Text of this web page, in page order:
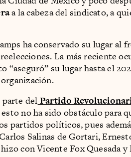
a la cabeza del sindicato, a
ha conservado su lugar al
La más reciente
“aseguró” su lugar hasta el
parte delPartido
no ha sido obstáculo para
partidos políticos, pues
Salinas de Gortari,
con Vicente Fox Quesada